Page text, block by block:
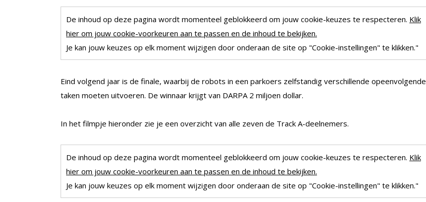
De inhoud op deze pagina wordt momenteel geblokkeerd om jouw cookie-keuzes te respecteren. Klik
hier om jouw cookie-voorkeuren aan te passen en de inhoud te bekijken.
Je kan jouw keuzes op elk moment wijzigen door onderaan de site op "Cookie-instellingen" te klikken."
Eind volgend jaar is de finale, waarbij de robots in een parkoers zelfstandig verschillende opeenvolgende
taken moeten uitvoeren. De winnaar krijgt van DARPA 2 miljoen dollar.
In het filmpje hieronder zie je een overzicht van alle zeven de Track A-deelnemers.
De inhoud op deze pagina wordt momenteel geblokkeerd om jouw cookie-keuzes te respecteren. Klik
hier om jouw cookie-voorkeuren aan te passen en de inhoud te bekijken.
Je kan jouw keuzes op elk moment wijzigen door onderaan de site op "Cookie-instellingen" te klikken."